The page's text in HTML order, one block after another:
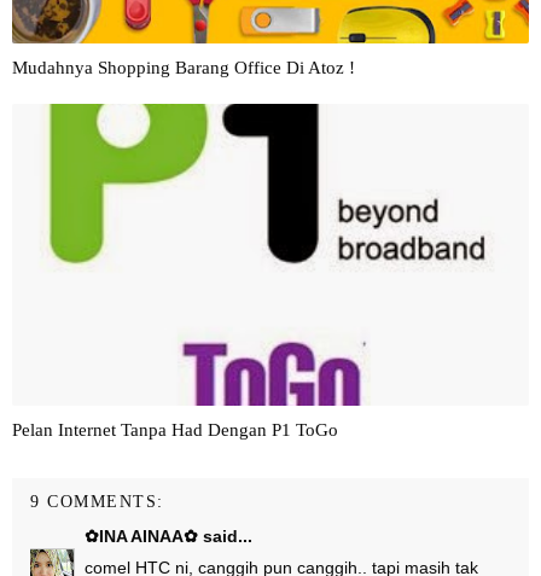
Mudahnya Shopping Barang Office Di Atoz !
Pelan Internet Tanpa Had Dengan P1 ToGo
9 COMMENTS:
✿INA AINAA✿ said...
comel HTC ni, canggih pun canggih.. tapi masih tak